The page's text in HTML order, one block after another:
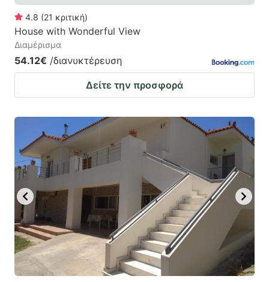
4.8 (21 κριτική)
House with Wonderful View
Διαμέρισμα
54.12€ /διανυκτέρευση
Δείτε την προσφορά